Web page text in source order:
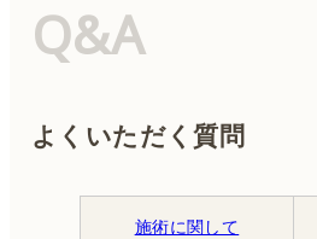
Q&A
よくいただく質問
施術に関して